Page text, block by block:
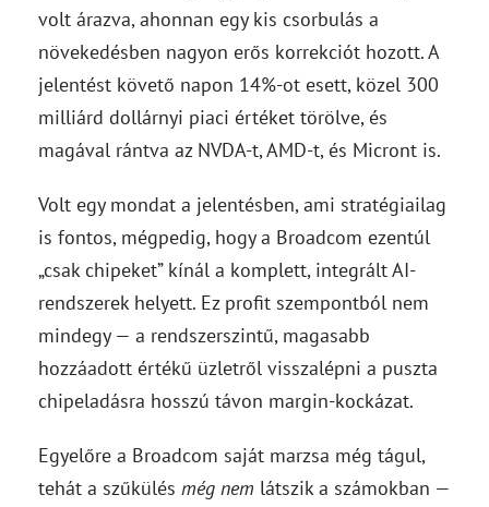
volt árazva, ahonnan egy kis csorbulás a
növekedésben nagyon erős korrekciót hozott. A
jelentést követő napon 14%-ot esett, közel 300
milliárd dollárnyi piaci értéket törölve, és
magával rántva az NVDA-t, AMD-t, és Micront is.
Volt egy mondat a jelentésben, ami stratégiailag
is fontos, mégpedig, hogy a Broadcom ezentúl
„csak chipeket” kínál a komplett, integrált AI-
rendszerek helyett. Ez profit szempontból nem
mindegy — a rendszerszintű, magasabb
hozzáadott értékű üzletről visszalépni a puszta
chipeladásra hosszú távon margin-kockázat.
Egyelőre a Broadcom saját marzsa még tágul,
tehát a szűkülés még nem látszik a számokban —